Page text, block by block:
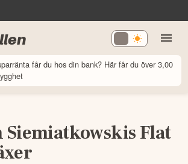
får du hos din bank? Här får du över 3,00
Siemiatkowskis Flat